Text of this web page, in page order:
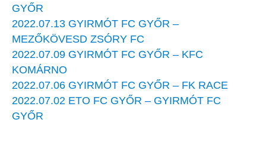
GYŐR
2022.07.13 GYIRMÓT FC GYŐR –
MEZŐKÖVESD ZSÓRY FC
2022.07.09 GYIRMÓT FC GYŐR – KFC
KOMÁRNO
2022.07.06 GYIRMÓT FC GYŐR – FK RACE
2022.07.02 ETO FC GYŐR – GYIRMÓT FC
GYŐR